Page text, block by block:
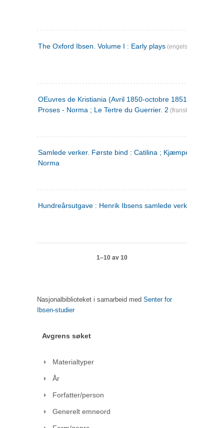
The Oxford Ibsen. Volume I : Early plays (engelsk)
OEuvres de Kristiania (Avril 1850-octobre 1851) : Poèmes
Proses - Norma ; Le Tertre du Guerrier. 2 (fransk)
Samlede verker. Første bind : Catilina ; Kjæmpehøien ;
Norma
Hundreårsutgave : Henrik Ibsens samlede verker. 1
1–10 av 10
Nasjonalbiblioteket i samarbeid med Senter for
Ibsen-studier
Avgrens søket
Materialtyper
År
Forfatter/person
Generelt emneord